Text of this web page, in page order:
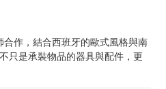
作，結合西班牙的歐式風格與南
只是承裝物品的器具與配件，更